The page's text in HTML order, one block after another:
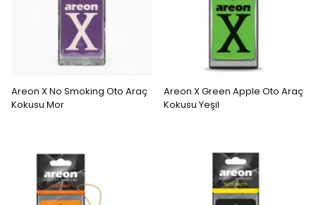
Areon X No Smoking Oto Araç
Kokusu Mor
Areon X Green Apple Oto Araç
Kokusu Yeşil